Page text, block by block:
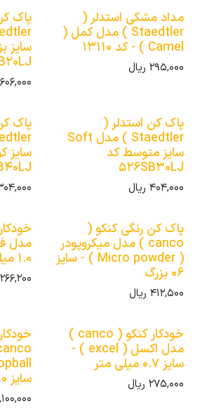
مداد مشکی استدلر (
Staedtler ) مدل کمل (
Camel ) - کد 13110
295,000 ریال
پاک
سایز
606,000
پاک کن استدلر (
Staedtler ) مدل Soft
سایز متوسط کد
526SB30LJ
404,000 ریال
پاک
سایز
پاک کن رنگی کنکو (
canco ) مدل میکروپودر
( Micro powder ) - سایز
06 بزرگ
412,500 ریال
1.0 میلی متر
266,200
خودکار کنکو ( canco )
مدل اکسل ( excel ) -
سایز 0.7 میلی متر
275,000 ریال سایز 1.0 میلی متر